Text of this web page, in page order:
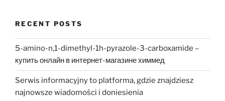
RECENT POSTS
5-amino-n,1-dimethyl-1h-pyrazole-3-carboxamide –
купить онлайн в интернет-магазине химмед
Serwis informacyjny to platforma, gdzie znajdziesz
najnowsze wiadomości i doniesienia